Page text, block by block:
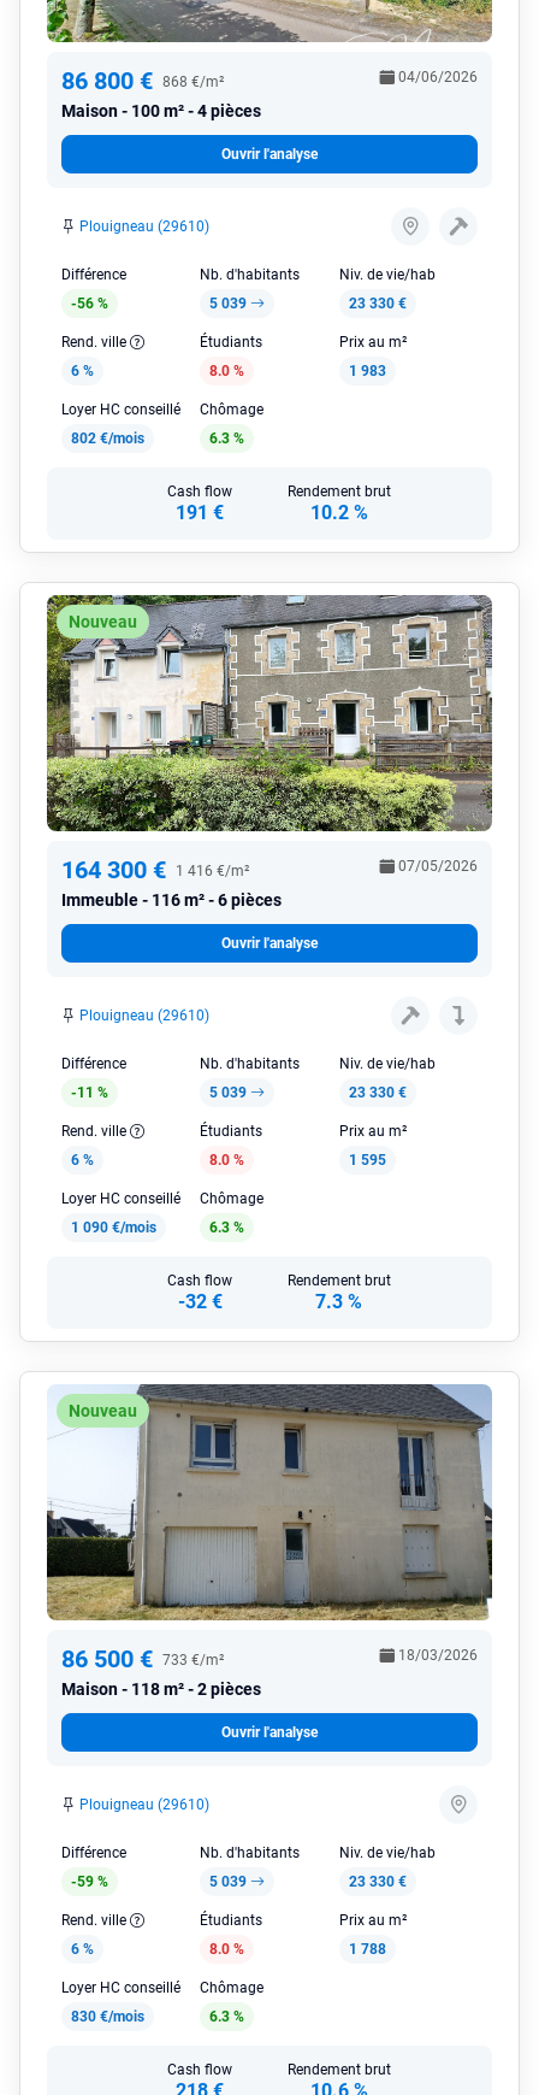
86 800 € 868 €/m²
Maison 100 m² - 4 pièces
04/06/2026
Ouvrir l'analyse
Plouigneau (29610)
Différence
-56 %
Nb. d'habitants
5 039
Niv. de vie/hab
23 330 €
Rend. ville
6 %
Étudiants
8.0 %
Prix au m²
1 983
Loyer HC conseillé
802 €/mois
Chômage
6.3 %
Cash flow
191 €
Rendement brut
10.2 %
Nouveau
164 300 € 1 416 €/m²
Immeuble 116 m² - 6 pièces
07/05/2026
Ouvrir l'analyse
Plouigneau (29610)
Différence
-11 %
Nb. d'habitants
5 039
Niv. de vie/hab
23 330 €
Rend. ville
6 %
Étudiants
8.0 %
Prix au m²
1 595
Loyer HC conseillé
1 090 €/mois
Chômage
6.3 %
Cash flow
-32 €
Rendement brut
7.3 %
Nouveau
86 500 € 733 €/m²
Maison 118 m² - 2 pièces
18/03/2026
Ouvrir l'analyse
Plouigneau (29610)
Différence
-59 %
Nb. d'habitants
5 039
Niv. de vie/hab
23 330 €
Rend. ville
6 %
Étudiants
8.0 %
Prix au m²
1 788
Loyer HC conseillé
830 €/mois
Chômage
6.3 %
Cash flow Rendement brut